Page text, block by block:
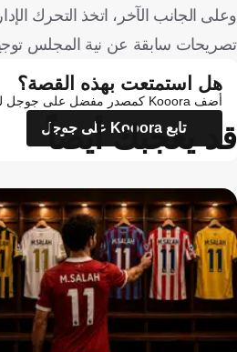
وعلى الجانب الآخر، اتخذ التحرك
تصريحات سابقة عن نية المجلس
هل استمتعت بهذه القصة؟
أضف Kooora كمصدر مفضل على جوجل للاطلاع على المزيد من تقاريرنا
تابع Kooora على جوجل
قد يعجبك أيضاً